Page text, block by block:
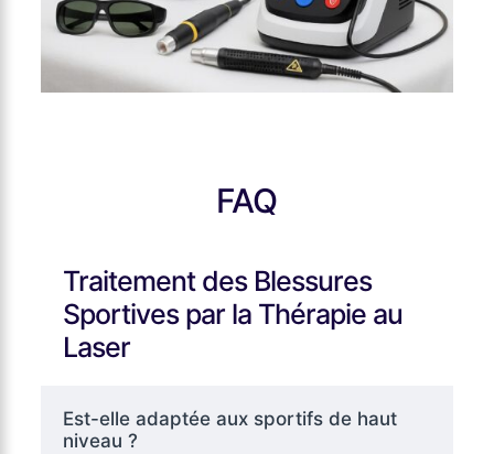
FAQ
Traitement des Blessures
Sportives par la Thérapie au
Laser
Est-elle adaptée aux sportifs de haut
niveau ?